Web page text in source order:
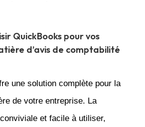
QuickBooks pour vos
d’avis de comptabilité
une solution complète pour la
de votre entreprise. La
et facile à utiliser,